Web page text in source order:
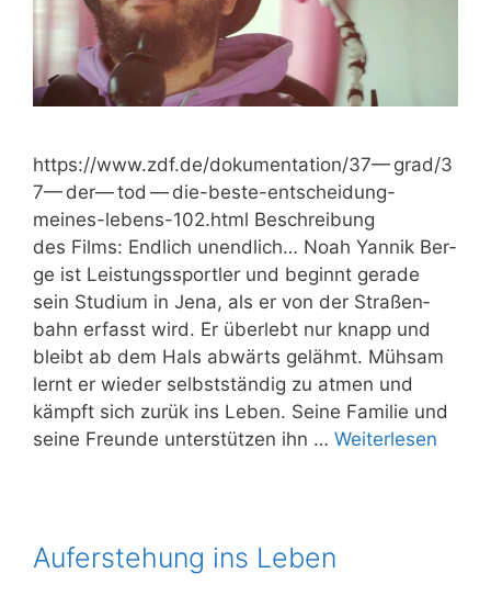
https://​www​.zdf​.de/​d​o​k​u​m​e​n​t​a​t​i​o​n​/​3​7​— g​r​a​d​/​3​
7​— d​e​r​— tod — die-beste-entscheidung-
meines-lebens-102.html Beschrei­bung
des Films: End­lich unend­lich… Noah Yan­nik Ber­
ge ist Leis­tungs­sport­ler und beginnt gera­de
sein Stu­di­um in Jena, als er von der Stra­ßen­
bahn erfasst wird. Er über­lebt nur knapp und
bleibt ab dem Hals abwärts gelähmt. Müh­sam
lernt er wie­der selbst­stän­dig zu atmen und
kämpft sich zurük ins Leben. Sei­ne Fami­lie und
sei­ne Freun­de unter­stüt­zen ihn … Wei­ter­le­sen
Auferstehung ins Leben